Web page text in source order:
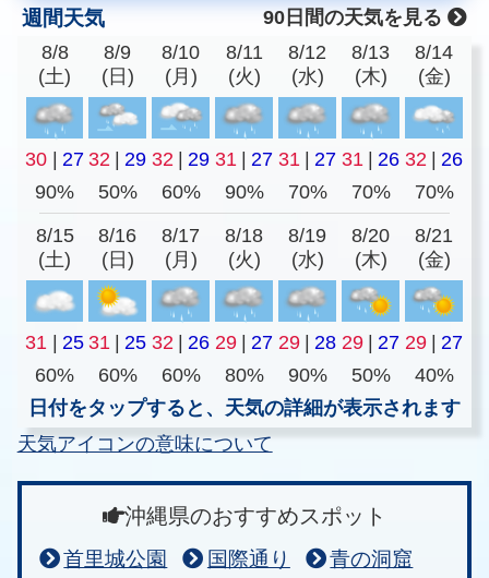
週間天気
90日間の天気を見る
8/8
(土)
8/9
(日)
8/10
(月)
8/11
(火)
8/12
(水)
8/13
(木)
8/14
(金)
30 | 27 32 | 29 32 | 29 31 | 27 31 | 27 31 | 26 32 | 26
90%
50% 60% 90% 70% 70% 70%
8/15
(土)
8/16
(日)
8/17
(月)
8/18
(火)
8/19
(水)
8/20
(木)
8/21
(金)
31 | 25 31 | 25 32 | 26 29 | 27 29 | 28 29 | 27 29 | 27
60%
60% 60% 80% 90% 50%
40%
日付をタップすると、天気の詳細が表示されます
天気アイコンの意味について
沖縄県のおすすめスポット
首里城公園 国際通り
青の洞窟